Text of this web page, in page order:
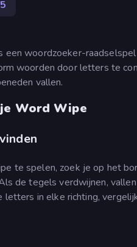
een woordzoeker-
woorden door letters te
vallen.
Word Wipe
te spelen, zoek je op het
de tegels verdwijnen,
letters in elke richting,